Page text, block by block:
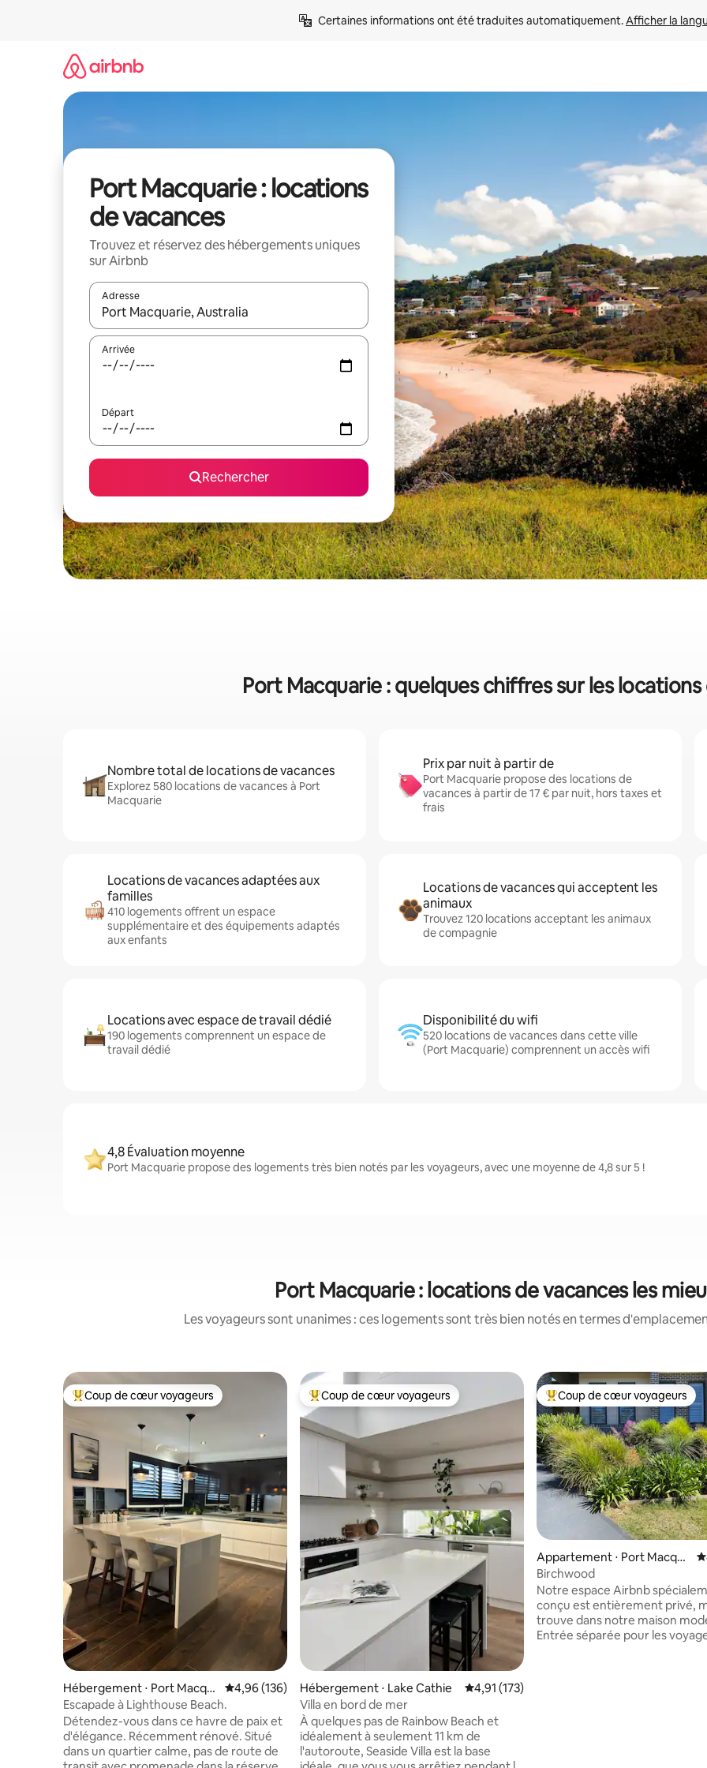
Certaines informations ont été traduites automatiquement. Afficher la
Port Macquarie : locations
de vacances
Trouvez et réservez des hébergements uniques
sur Airbnb
Adresse
Lorsque les résultats s'affichent, utilisez les flèches vers le haut et vers le bas pour les parcourir ou en appuyant et en
Arrivée
Départ
Rechercher
Port Macquarie : quelques chiffres sur les
Nombre total de locations de vacances
Explorez 580 locations de vacances à Port
Macquarie
Prix par nuit à partir de
Port Macquarie propose des locations de
vacances à partir de 17 € par nuit, hors taxes et
frais
Locations de vacances adaptées aux
familles
410 logements offrent un espace
supplémentaire et des équipements adaptés
aux enfants
Locations de vacances qui acceptent les
animaux
Trouvez 120 locations acceptant les animaux
de compagnie
Locations avec espace de travail dédié
190 logements comprennent un espace de
travail dédié
Disponibilité du wifi
520 locations de vacances dans cette ville
(Port Macquarie) comprennent un accès wifi
4,8 Évaluation moyenne
Port Macquarie propose des logements très bien notés par les voyageurs, avec une moyenne de 4,8 sur 5 !
Port Macquarie : locations de vacances les
Les voyageurs sont unanimes : ces logements sont très bien notés en termes
Coups de cœur voyageurs les plus appréciés
Coup de cœur voyageurs
Hébergement ⋅ Port Macqu
arie
Évaluation moyenne sur la base de 136 commentaires : 4,96 sur 5
4,96 (136)
Escapade à Lighthouse Beach.
Détendez-vous dans ce havre de paix et
d'élégance. Récemment rénové. Situé
dans un quartier calme, pas de route de
Coups de cœur voyageurs les plus appréciés
Coup de cœur voyageurs
Hébergement ⋅ Lake Cathie Évaluation moyenne sur la base de 173
4,91 (173)
Villa en bord de mer
À quelques pas de Rainbow Beach et
idéalement à seulement 11 km de
l'autoroute, Seaside Villa est la base
Coups de cœur voyageurs les
Coup de cœur voyageurs
Appartement ⋅ Port Macqua
rie
Birchwood
Notre espace Airbnb
conçu est entièrement privé,
trouve dans notre maison
Entrée séparée pour les